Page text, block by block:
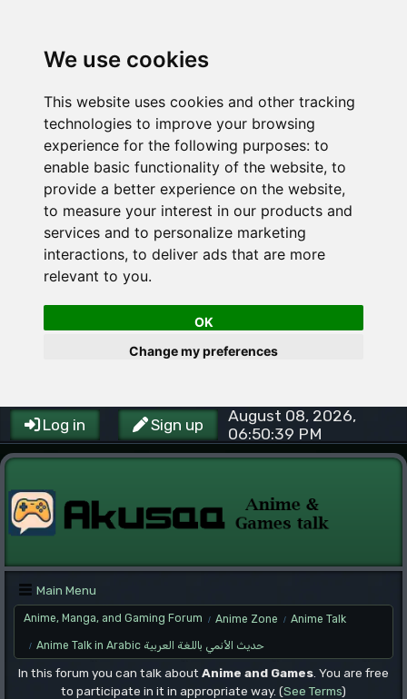
We use cookies
This website uses cookies and other tracking
technologies to improve your browsing
experience for the following purposes: to
enable basic functionality of the website, to
provide a better experience on the website,
to measure your interest in our products and
services and to personalize marketing
interactions, to deliver ads that are more
relevant to you.
OK
Change my preferences
Log in Sign up
August 08, 2026,
06:50:39 PM
Main Menu
Anime, Manga, and Gaming Forum / Anime Zone / Anime Talk
/ Anime Talk in Arabic حديث الأنمي باللغة العربية
In this forum you can talk about Anime and Games . You are free
to participate in it in appropriate way. (See Terms)